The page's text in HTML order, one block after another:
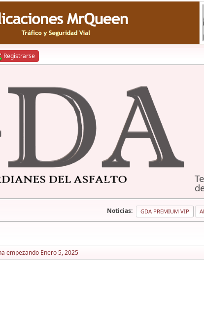
Registrarse
Noticias: GDA PREMIUM VIP
empezando Enero 5, 2025